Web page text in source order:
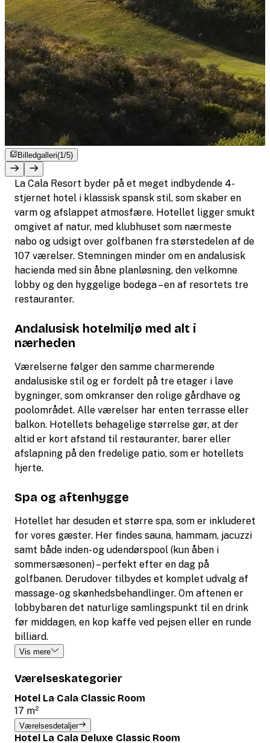
Billedgalleri(1/5)
La Cala Resort byder på et meget indbydende 4-
stjernet hotel i klassisk spansk stil, som skaber en
varm og afslappet atmosfære. Hotellet ligger smukt
omgivet af natur, med klubhuset som nærmeste
nabo og udsigt over golfbanen fra størstedelen af de
107 værelser. Stemningen minder om en andalusisk
hacienda med sin åbne planløsning, den velkomne
lobby og den hyggelige bodega – en af resortets tre
restauranter.
Andalusisk hotelmiljø med alt i
nærheden
Værelserne følger den samme charmerende
andalusiske stil og er fordelt på tre etager i lave
bygninger, som omkranser den rolige gårdhave og
poolområdet. Alle værelser har enten terrasse eller
balkon. Hotellets behagelige størrelse gør, at der
altid er kort afstand til restauranter, barer eller
afslapning på den fredelige patio, som er hotellets
hjerte.
Spa og aftenhygge
Hotellet har desuden et større spa, som er inkluderet
for vores gæster. Her findes sauna, hammam, jacuzzi
samt både inden- og udendørspool (kun åben i
sommersæsonen) – perfekt efter en dag på
golfbanen. Derudover tilbydes et komplet udvalg af
massage- og skønhedsbehandlinger. Om aftenen er
lobbybaren det naturlige samlingspunkt til en drink
før middagen, en kop kaffe ved pejsen eller en runde
billiard.
Vis mere
Værelseskategorier
Hotel La Cala Classic Room
17 m²
Værelsesdetaljer
Hotel La Cala Deluxe Classic Room